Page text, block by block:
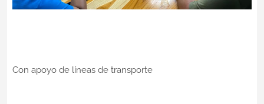
Con apoyo de líneas de transporte